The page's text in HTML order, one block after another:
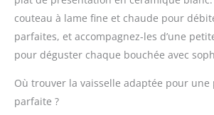
facile;vous
utiliser pour
lait ou de la
savons
accessoires.
pratique
quotidien :
d'un câble de
d'un design
mixeur est
couteau à lame fine et chaude pour
parfaites, et accompagnez-les d’une
pour déguster chaque bouchée avec
Où trouver la vaisselle adaptée pour une
parfaite ?